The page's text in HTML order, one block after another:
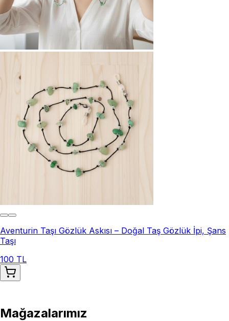
Aventurin Taşı Gözlük Askısı – Doğal Taş Gözlük İpi, Şans
Taşı
100 TL
Mağazalarımız